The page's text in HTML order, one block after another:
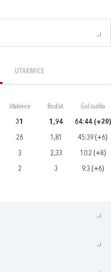
UTAKMICE
Utakmice Bod/ut. Gol razlika
31 1,94 64:44 (+20)
26 1,81 45:39 (+6)
3 2,33 10:2 (+8)
2 3 9:3 (+6)